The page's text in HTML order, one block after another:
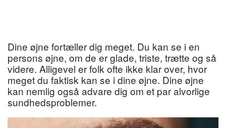
Dine øjne fortæller dig meget. Du kan se i en
persons øjne, om de er glade, triste, trætte og så
videre. Alligevel er folk ofte ikke klar over, hvor
meget du faktisk kan se i dine øjne. Dine øjne
kan nemlig også advare dig om et par alvorlige
sundhedsproblemer.